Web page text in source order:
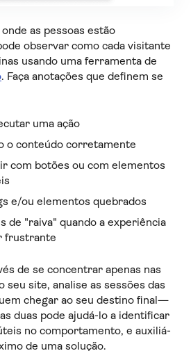
as pessoas estão
observar como cada visitante
usando uma ferramenta de
. Faça anotações que definem se
uma ação
o conteúdo corretamente
com botões ou com elementos
e/ou elementos quebrados
de "raiva" quando a experiência
frustrante
de se concentrar apenas nas
seu site, analise as sessões das
chegar ao seu destino final—
duas pode ajudá-lo a identificar
no comportamento, e auxiliá-
de uma solução.